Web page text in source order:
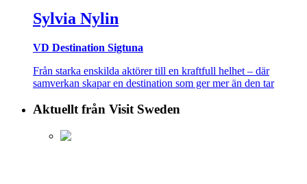
Sylvia Nylin
VD Destination Sigtuna
Från starka enskilda aktörer till en kraftfull helhet – där
samverkan skapar en destination som ger mer än den tar
Aktuellt från Visit Sweden